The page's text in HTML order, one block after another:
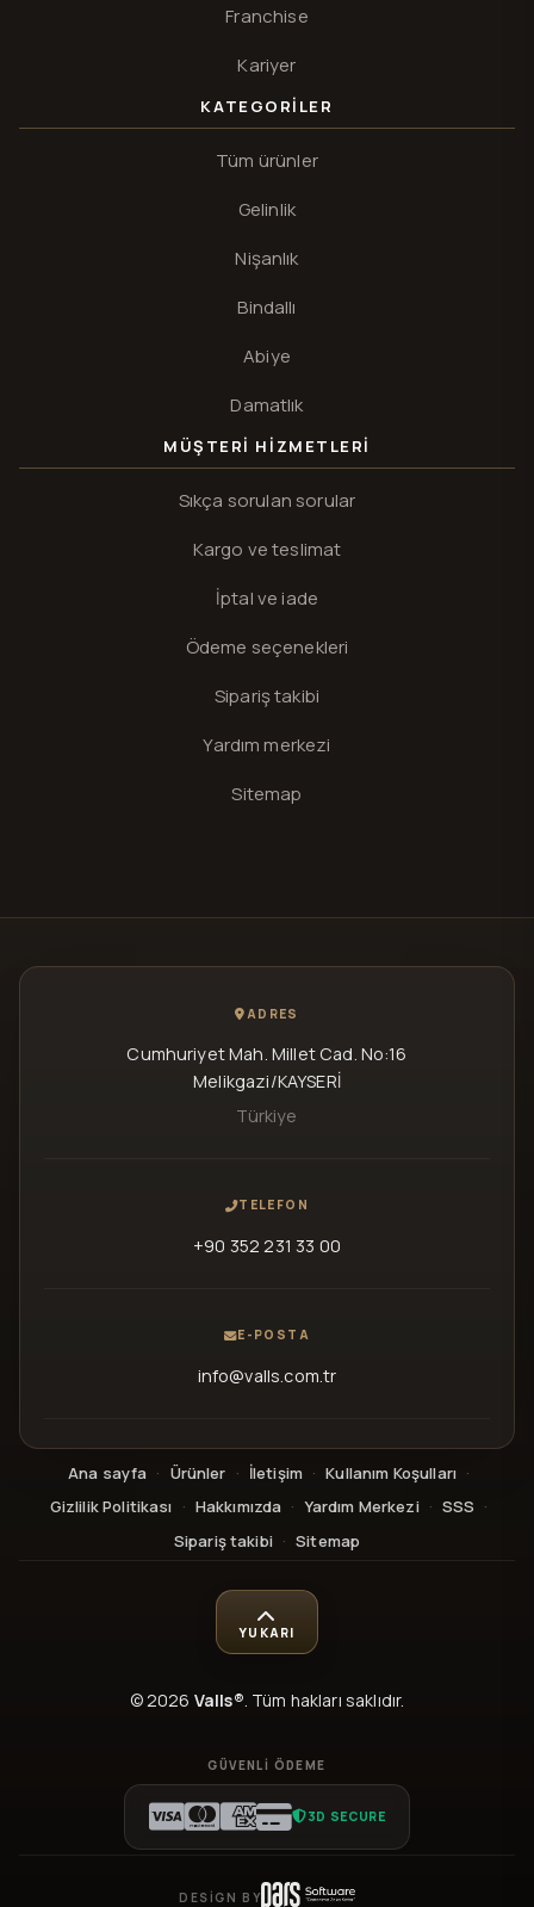
Franchise
Kariyer
KATEGORILER
Tüm ürünler
Gelinlik
Nişanlık
Bindallı
Abiye
Damatlık
MÜŞTERI HIZMETLERI
Sıkça sorulan sorular
Kargo ve teslimat
İptal ve iade
Ödeme seçenekleri
Sipariş takibi
Yardım merkezi
Sitemap
ADRES
Cumhuriyet Mah. Millet Cad. No:16
Melikgazi/KAYSERİ
Türkiye
TELEFON
+90 352 231 33 00
E-POSTA
info@valls.com.tr
Ana sayfa · Ürünler · İletişim · Kullanım Koşulları ·
Gizlilik Politikası
· Hakkımızda · Yardım Merkezi · SSS ·
Sipariş takibi · Sitemap
© 2026 Valls® . Tüm hakları saklıdır.
YUKARI
GÜVENLI ÖDEME
3D SECURE
DESIGN BY